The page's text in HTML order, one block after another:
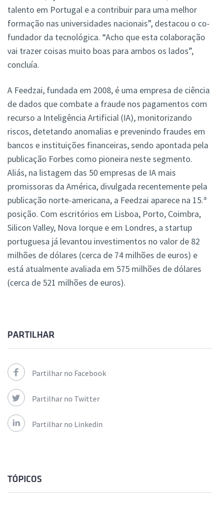
talento em Portugal e a contribuir para uma melhor
formação nas universidades nacionais”, destacou o co-
fundador da tecnológica. “Acho que esta colaboração
vai trazer coisas muito boas para ambos os lados”,
concluía.
A Feedzai, fundada em 2008, é uma empresa de ciência
de dados que combate a fraude nos pagamentos com
recurso a Inteligência Artificial (IA), monitorizando
riscos, detetando anomalias e prevenindo fraudes em
bancos e instituições financeiras, sendo apontada pela
publicação Forbes como pioneira neste segmento.
Aliás, na listagem das 50 empresas de IA mais
promissoras da América, divulgada recentemente pela
publicação norte-americana, a Feedzai aparece na 15.ª
posição. Com escritórios em Lisboa, Porto, Coimbra,
Silicon Valley, Nova Iorque e em Londres, a startup
portuguesa já levantou investimentos no valor de 82
milhões de dólares (cerca de 74 milhões de euros) e
está atualmente avaliada em 575 milhões de dólares
(cerca de 521 milhões de euros).
PARTILHAR
Partilhar no Facebook
Partilhar no Twitter
Partilhar no Linkedin
TÓPICOS